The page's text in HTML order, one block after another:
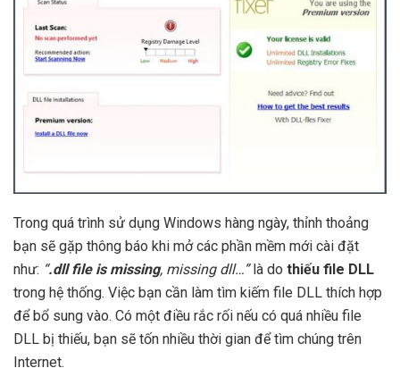
Trong quá trình sử dụng Windows hàng ngày, thỉnh thoảng
bạn sẽ gặp thông báo khi mở các phần mềm mới cài đặt
như: “.dll file is missing, missing dll…”là do thiếu file DLL
trong hệ thống. Việc bạn cần làm tìm kiếm file DLL thích hợp
để bổ sung vào. Có một điều rắc rối nếu có quá nhiều file
DLL bị thiếu, bạn sẽ tốn nhiều thời gian để tìm chúng trên
Internet.